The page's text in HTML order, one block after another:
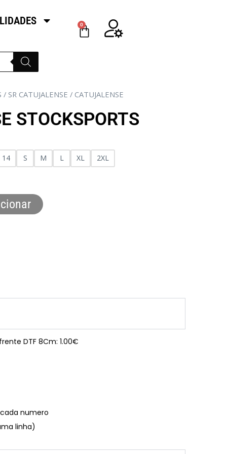
0
/ SR CATUJALENSE / CATUJALENSE
STOCKSPORTS
14 S M L XL 2XL
DTF 8Cm: 1.00€
cada numero
linha)